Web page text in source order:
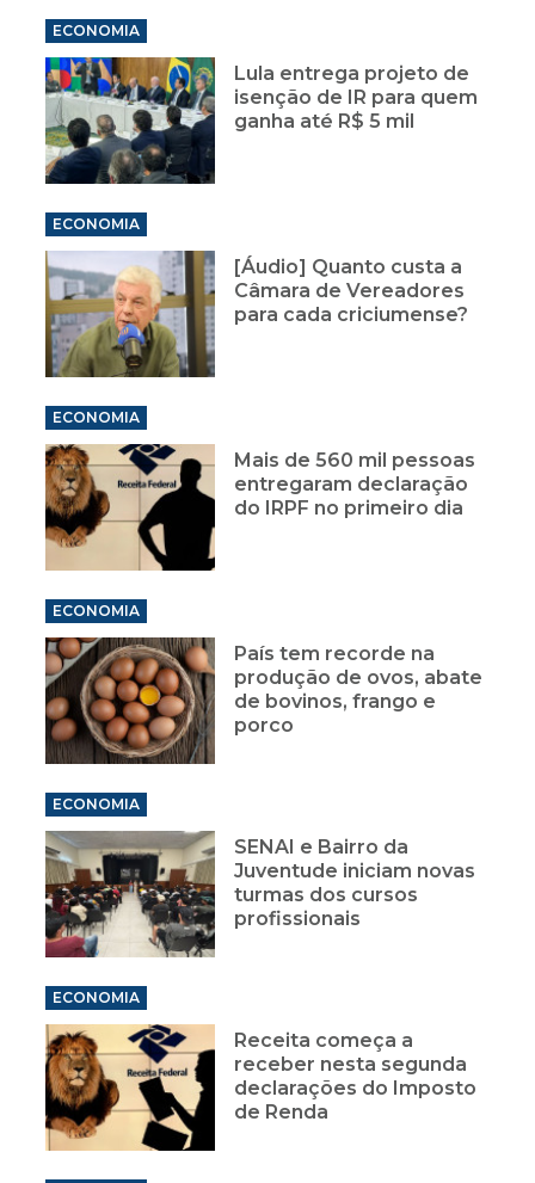
ECONOMIA
Lula entrega projeto de
isenção de IR para quem
ganha até R$ 5 mil
ECONOMIA
[Áudio] Quanto custa a
Câmara de Vereadores
para cada criciumense?
ECONOMIA
Mais de 560 mil pessoas
entregaram declaração
do IRPF no primeiro dia
ECONOMIA
País tem recorde na
produção de ovos, abate
de bovinos, frango e
porco
ECONOMIA
SENAI e Bairro da
Juventude iniciam novas
turmas dos cursos
profissionais
ECONOMIA
Receita começa a
receber nesta segunda
declarações do Imposto
de Renda